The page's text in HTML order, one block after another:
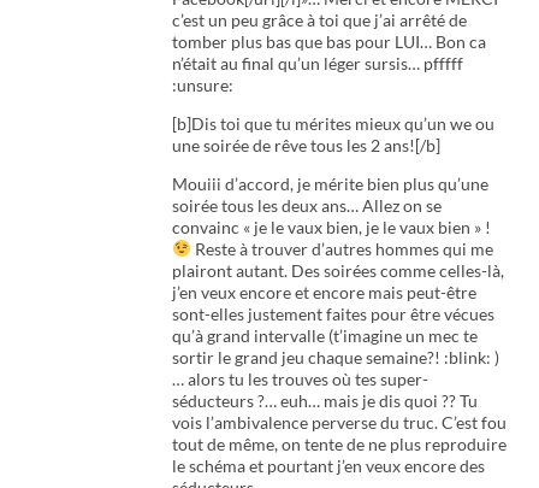
c’est un peu grâce à toi que j’ai arrêté de
tomber plus bas que bas pour LUI… Bon ca
n’était au final qu’un léger sursis… pfffff
:unsure:
[b]Dis toi que tu mérites mieux qu’un we ou
une soirée de rêve tous les 2 ans![/b]
Mouiii d’accord, je mérite bien plus qu’une
soirée tous les deux ans… Allez on se
convainc « je le vaux bien, je le vaux bien » !
Reste à trouver d’autres hommes qui me
plairont autant. Des soirées comme celles-là,
j’en veux encore et encore mais peut-être
sont-elles justement faites pour être vécues
qu’à grand intervalle (t’imagine un mec te
sortir le grand jeu chaque semaine?! :blink: )
… alors tu les trouves où tes super-
séducteurs ?… euh… mais je dis quoi ?? Tu
vois l’ambivalence perverse du truc. C’est fou
tout de même, on tente de ne plus reproduire
le schéma et pourtant j’en veux encore des